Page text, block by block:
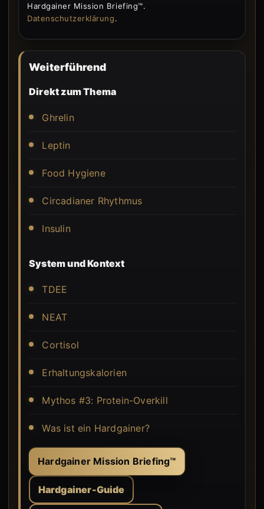
Hardgainer Mission Briefing™.
Datenschutzerklärung.
Weiterführend
Direkt zum Thema
Ghrelin
Leptin
Food Hygiene
Circadianer Rhythmus
Insulin
System und Kontext
TDEE
NEAT
Cortisol
Erhaltungskalorien
Mythos #3: Protein-Overkill
Was ist ein Hardgainer?
Hardgainer Mission Briefing™
Hardgainer-Guide